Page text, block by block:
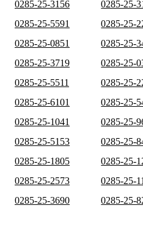
0285-25-3156
0285-25-
0285-25-5591
0285-25-
0285-25-0851
0285-25-
0285-25-3719
0285-25-
0285-25-5511
0285-25-
0285-25-6101
0285-25-
0285-25-1041
0285-25-
0285-25-5153
0285-25-
0285-25-1805
0285-25-
0285-25-2573
0285-25-
0285-25-3690
0285-25-